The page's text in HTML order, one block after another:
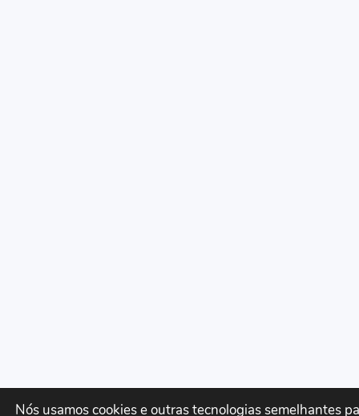
Nós usamos cookies e outras tecnologias semelhantes